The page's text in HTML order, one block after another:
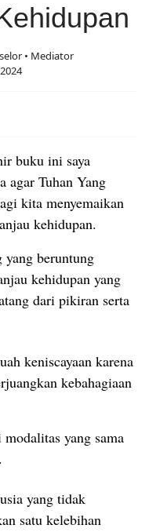
• Mediator
buku ini saya
agar Tuhan Yang
kita menyemaikan
kehidupan.
yang beruntung
kehidupan yang
dari pikiran serta
keniscayaan karena
kebahagiaan
yang sama
yang tidak
satu kelebihan